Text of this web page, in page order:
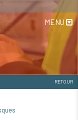
MENU
RETOUR